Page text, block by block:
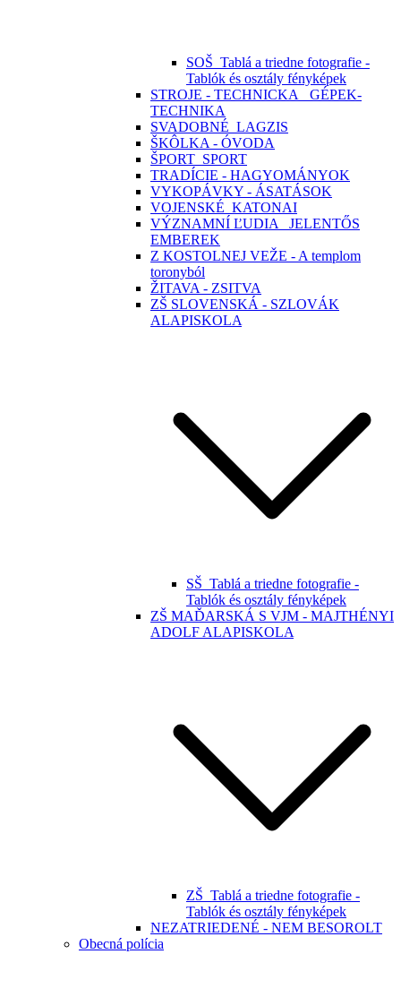
SOŠ_Tablá a triedne fotografie -
Tablók és osztály fényképek
STROJE - TECHNICKA_ GÉPEK-
TECHNIKA
SVADOBNÉ_LAGZIS
ŠKÔLKA - ÓVODA
ŠPORT_SPORT
TRADÍCIE - HAGYOMÁNYOK
VYKOPÁVKY - ÁSATÁSOK
VOJENSKÉ_KATONAI
VÝZNAMNÍ ĽUDIA _JELENTŐS
EMBEREK
Z KOSTOLNEJ VEŽE - A templom
toronyból
ŽITAVA - ZSITVA
ZŠ SLOVENSKÁ - SZLOVÁK
ALAPISKOLA
SŠ_Tablá a triedne fotografie -
Tablók és osztály fényképek
ZŠ MAĎARSKÁ S VJM - MAJTHÉNYI
ADOLF ALAPISKOLA
ZŠ_Tablá a triedne fotografie -
Tablók és osztály fényképek
NEZATRIEDENÉ - NEM BESOROLT
Obecná polícia